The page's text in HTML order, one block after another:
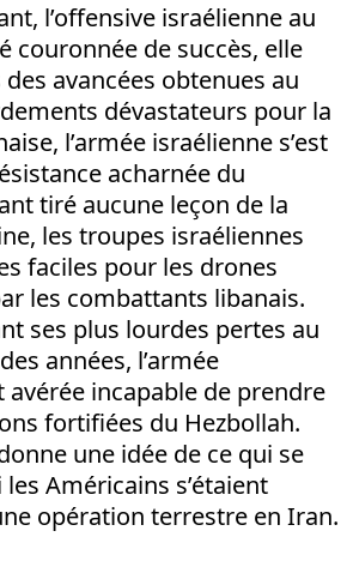
l’offensive israélienne au
couronnée de succès, elle
avancées obtenues au
dévastateurs pour la
l’armée israélienne s’est
acharnée du
tiré aucune leçon de la
les troupes israéliennes
faciles pour les drones
les combattants libanais.
ses plus lourdes pertes au
années, l’armée
avérée incapable de prendre
fortifiées du Hezbollah.
une idée de ce qui se
Américains s’étaient
opération terrestre en Iran.